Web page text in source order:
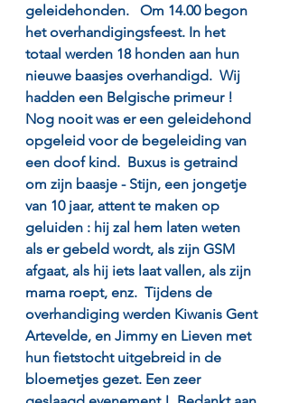
geleidehonden.   Om 14.00 begon
het overhandigingsfeest. In het
totaal werden 18 honden aan hun
nieuwe baasjes overhandigd.  Wij
hadden een Belgische primeur !
Nog nooit was er een geleidehond
opgeleid voor de begeleiding van
een doof kind.  Buxus is getraind
om zijn baasje - Stijn, een jongetje
van 10 jaar, attent te maken op
geluiden : hij zal hem laten weten
als er gebeld wordt, als zijn GSM
afgaat, als hij iets laat vallen, als zijn
mama roept, enz.  Tijdens de
overhandiging werden Kiwanis Gent
Artevelde, en Jimmy en Lieven met
hun fietstocht uitgebreid in de
bloemetjes gezet. Een zeer